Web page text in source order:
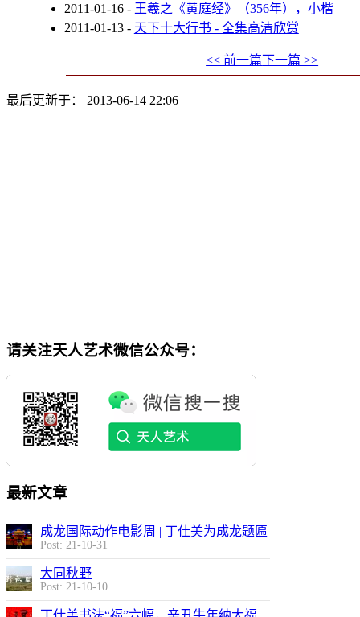
2011-01-16- 王羲之《黄庭经》（356年），小楷
2011-01-13- 天下十大行书 - 全集高清欣赏
<< 前一篇下一篇 >>
最后更新于： 2013-06-14 22:06
请关注天人艺术微信公众号：
最新文章
成龙国际动作电影周 | 丁仕美为成龙题匾
Post: 21-10-31
大同秋野
Post: 21-10-10